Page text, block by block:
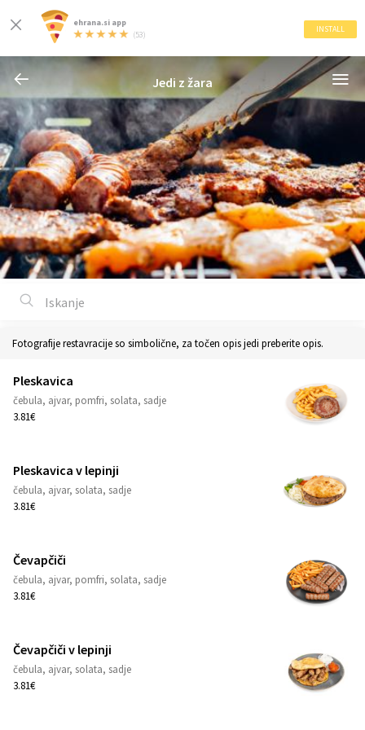
ehrana.si app
(53)
INSTALL
Jedi z žara
Fotografije restavracije so simbolične, za točen opis jedi preberite opis.
Pleskavica
čebula, ajvar, pomfri, solata, sadje
3.81€
Pleskavica v lepinji
čebula, ajvar, solata, sadje
3.81€
Čevapčiči
čebula, ajvar, pomfri, solata, sadje
3.81€
Čevapčiči v lepinji
čebula, ajvar, solata, sadje
3.81€